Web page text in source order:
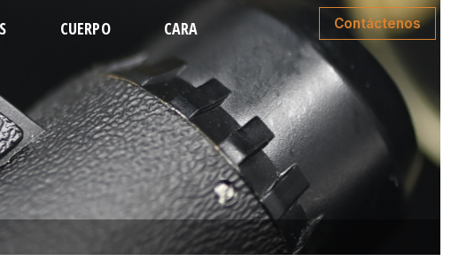
CUERPO
ABDOMINOPLASTIA
LIPO DE MEDIO CUERPO
LIPO DE BRAZOS
LIPOSUCCIÓN DE ESPALDA
LEVANTA DE BRAZOS
LIPO PARTE INFERIOR
CARA
LIPOSUCCIÓN FACIAL
RINOPLASTIA
ESTIRAMIENTO FACIAL
ESTIRAMIENTO DE CUELLO
LEVANTA DE PÁRPADOS
LEVANTAMIENTO DE CEJAS
Contáctenos